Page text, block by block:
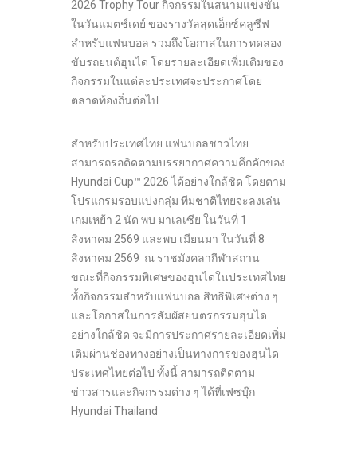
2026 Trophy Tour กิจกรรมในสนามแข่งขัน
ในวันแมตช์เดย์ ของรางวัลสุดเอ็กซ์คลูซีฟ
สำหรับแฟนบอล รวมถึงโอกาสในการทดลอง
ขับรถยนต์ฮุนได โดยรายละเอียดเพิ่มเติมของ
กิจกรรมในแต่ละประเทศจะประกาศโดย
ตลาดท้องถิ่นต่อไป
สำหรับประเทศไทย แฟนบอลชาวไทย
สามารถรอติดตามบรรยากาศความคึกคักของ
Hyundai Cup™ 2026 ได้อย่างใกล้ชิด โดยตาม
โปรแกรมรอบแบ่งกลุ่ม ทีมชาติไทยจะลงเล่น
เกมเหย้า 2 นัด พบ มาเลเซีย ในวันที่ 1
สิงหาคม 2569 และพบ เมียนมา ในวันที่ 8
สิงหาคม 2569 ณ ราชมังคลากีฬาสถาน
ขณะที่กิจกรรมพิเศษของฮุนไดในประเทศไทย
ทั้งกิจกรรมสำหรับแฟนบอล สิทธิพิเศษต่าง ๆ
และโอกาสในการสัมผัสยนตรกรรมฮุนได
อย่างใกล้ชิด จะมีการประกาศรายละเอียดเพิ่ม
เติมผ่านช่องทางอย่างเป็นทางการของฮุนได
ประเทศไทยต่อไป ทั้งนี้ สามารถติดตาม
ข่าวสารและกิจกรรมต่าง ๆ ได้ที่เฟซบุ๊ก
Hyundai Thailand